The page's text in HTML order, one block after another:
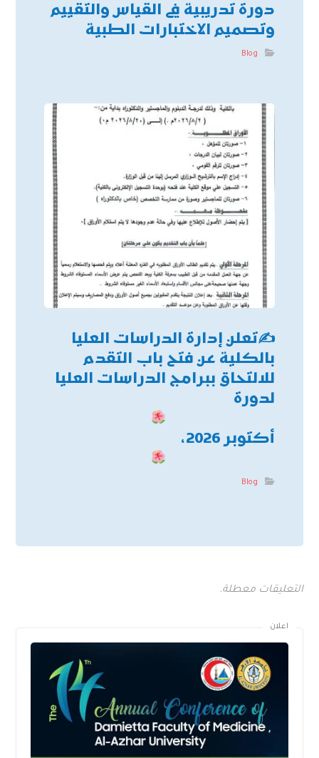
دورة تدريبية في القياس والتقييم
وتصميم الاختبارات الطبية
Blog
✍تعلن إدارة الدراسات العليا
بالكلية عن فتح باب التقدم
للالتحاق ببرامج الدراسات العليا
لدورة
أكتوبر 2026،
Blog
التعليقات معطلة.
اعلان